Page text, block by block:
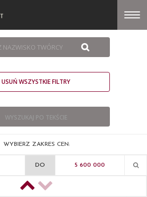
USUŃ WSZYSTKIE FILTRY
WYBIERZ ZAKRES CEN:
DO